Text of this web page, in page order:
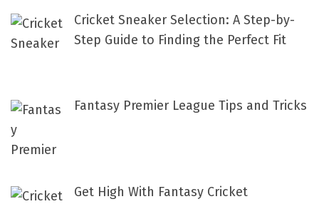
f
r
Cricket Sneaker Selection: A Step-by-
Step Guide to Finding the Perfect Fit
Fantasy Premier League Tips and Tricks
Get High With Fantasy Cricket